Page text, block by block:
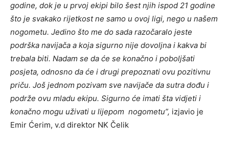
godine, dok je u prvoj ekipi bilo šest njih ispod 21 godine
što je svakako rijetkost ne samo u ovoj ligi, nego u našem
nogometu. Jedino što me do sada razočaralo jeste
podrška navijača a koja sigurno nije dovoljna i kakva bi
trebala biti. Nadam se da će se konačno i poboljšati
posjeta, odnosno da će i drugi prepoznati ovu pozitivnu
priču. Još jednom pozivam sve navijače da sutra dođu i
podrže ovu mladu ekipu. Sigurno će imati šta vidjeti i
konačno mogu uživati u lijepom nogometu”, izjavio je
Emir Ćerim, v.d direktor NK Čelik